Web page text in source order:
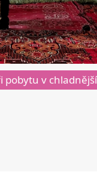
pobytu v